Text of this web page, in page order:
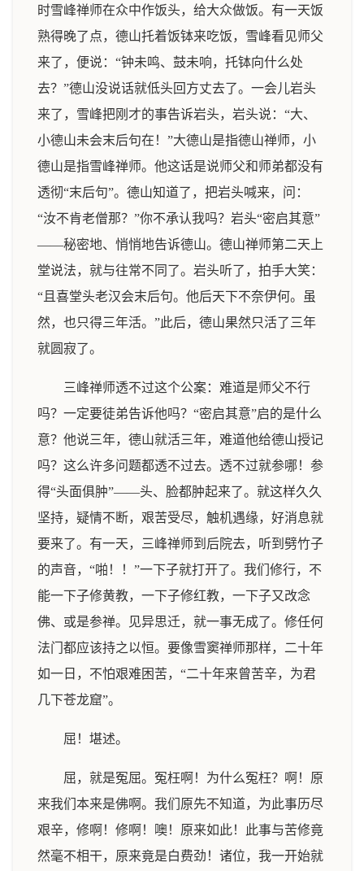
时雪峰禅师在众中作饭头，给大众做饭。有一天饭
熟得晚了点，德山托着饭钵来吃饭，雪峰看见师父
来了，便说：“钟未鸣、鼓未响，托钵向什么处
去？”德山没说话就低头回方丈去了。一会儿岩头
来了，雪峰把刚才的事告诉岩头，岩头说：“大、
小德山未会末后句在！”大德山是指德山禅师，小
德山是指雪峰禅师。他这话是说师父和师弟都没有
透彻“末后句”。德山知道了，把岩头喊来，问：
“汝不肯老僧那？”你不承认我吗？岩头“密启其意”
——秘密地、悄悄地告诉德山。德山禅师第二天上
堂说法，就与往常不同了。岩头听了，拍手大笑：
“且喜堂头老汉会末后句。他后天下不奈伊何。虽
然，也只得三年活。”此后，德山果然只活了三年
就圆寂了。
三峰禅师透不过这个公案：难道是师父不行
吗？一定要徒弟告诉他吗？“密启其意”启的是什么
意？他说三年，德山就活三年，难道他给德山授记
吗？这么许多问题都透不过去。透不过就参哪！参
得“头面俱肿”——头、脸都肿起来了。就这样久久
坚持，疑情不断，艰苦受尽，触机遇缘，好消息就
要来了。有一天，三峰禅师到后院去，听到劈竹子
的声音，“啪！！”一下子就打开了。我们修行，不
能一下子修黄教，一下子修红教，一下子又改念
佛、或是参禅。见异思迁，就一事无成了。修任何
法门都应该持之以恒。要像雪窦禅师那样，二十年
如一日，不怕艰难困苦，“二十年来曾苦辛，为君
几下苍龙窟”。
屈！堪述。
屈，就是冤屈。冤枉啊！为什么冤枉？啊！原
来我们本来是佛啊。我们原先不知道，为此事历尽
艰辛，修啊！修啊！噢！原来如此！此事与苦修竟
然毫不相干，原来竟是白费劲！诸位，我一开始就